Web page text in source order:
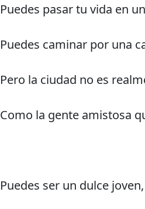
Puedes pasar tu vida en
Puedes caminar por una
Pero la ciudad no es
Como la gente amistosa
Puedes ser un dulce